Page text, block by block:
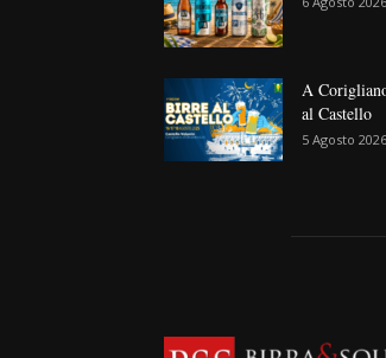
A
al Castello
5 Agosto 2026